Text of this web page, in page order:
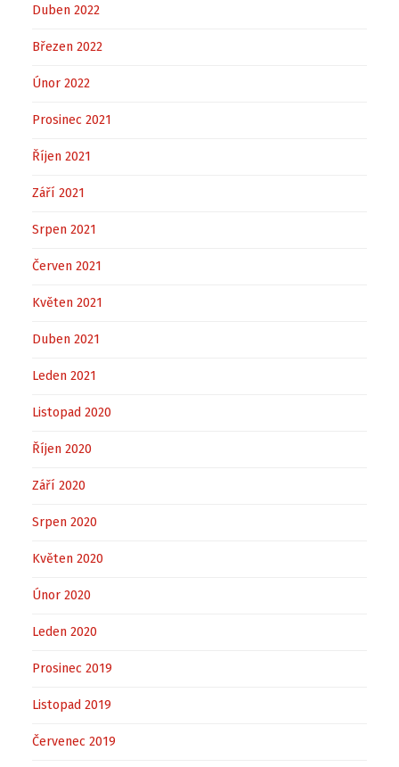
Duben 2022
Březen 2022
Únor 2022
Prosinec 2021
Říjen 2021
Září 2021
Srpen 2021
Červen 2021
Květen 2021
Duben 2021
Leden 2021
Listopad 2020
Říjen 2020
Září 2020
Srpen 2020
Květen 2020
Únor 2020
Leden 2020
Prosinec 2019
Listopad 2019
Červenec 2019